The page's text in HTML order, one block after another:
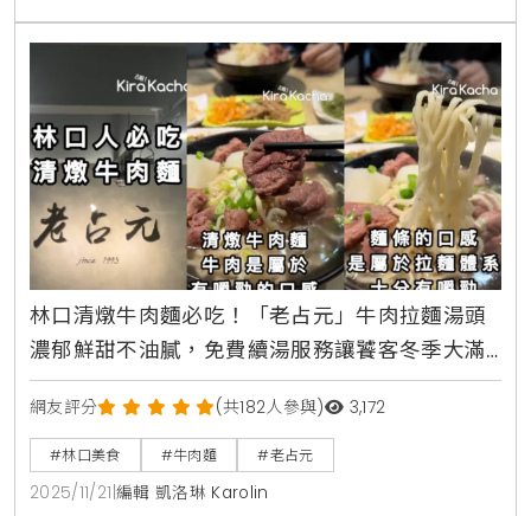
林口清燉牛肉麵必吃！「老占元」牛肉拉麵湯頭
濃郁鮮甜不油膩，免費續湯服務讓饕客冬季大滿
足
網友評分 (共182人參與) 3,172
#林口美食 #牛肉麵 #老占元
2025/11/21 編輯 凱洛琳 Karolin